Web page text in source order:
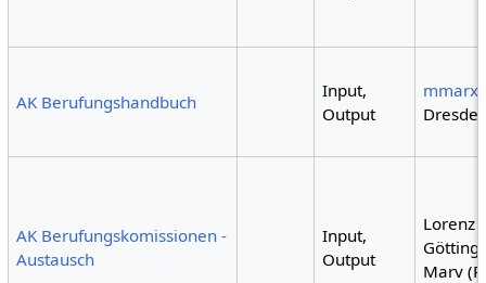
AK Berufungshandbuch
Input,
Output
mmarx
AK Berufungskomissionen -
Austausch
Input,
Output
Lorenz
Marv